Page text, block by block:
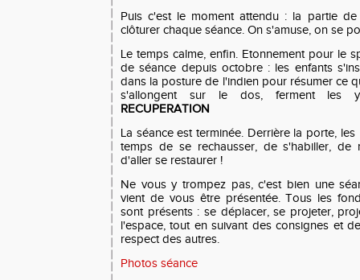
Puis c'est le moment attendu : la partie
clôturer chaque séance. On s'amuse, on se
Le temps calme, enfin. Etonnement pour le
de séance depuis octobre : les enfants
dans la posture de l'indien pour résumer ce
s'allongent sur le dos, ferment les
RECUPERATION
La séance est terminée. Derrière la porte,
temps de se rechausser, de s'habiller, de
d'aller se restaurer !
Ne vous y trompez pas, c'est bien une
vient de vous être présentée. Tous les
sont présents : se déplacer, se projeter,
l'espace, tout en suivant des consignes et
respect des autres.
Photos séance